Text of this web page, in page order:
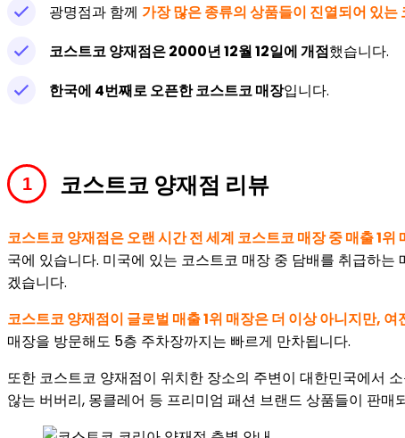
광명점과 함께 가장 많은 종류의 상품들이 진열되어 있는
코스트코 양재점은 2000년 12월 12일에 개점했습니다.
한국에 4번째로 오픈한 코스트코 매장입니다.
코스트코 양재점 리뷰
코스트코 양재점은 오랜 시간 전 세계 코스트코 매장 중 매출 1위
국에 있습니다. 미국에 있는 코스트코 매장 중 담배를 취급하
겠습니다.
코스트코 양재점이 글로벌 매출 1위 매장은 더 이상 아니지만,
매장을 방문해도 5층 주차장까지는 빠르게 만차됩니다.
또한 코스트코 양재점이 위치한 장소의 주변이 대한민국에서
않는 버버리, 몽클레어 등 프리미엄 패션 브랜드 상품들이 판매